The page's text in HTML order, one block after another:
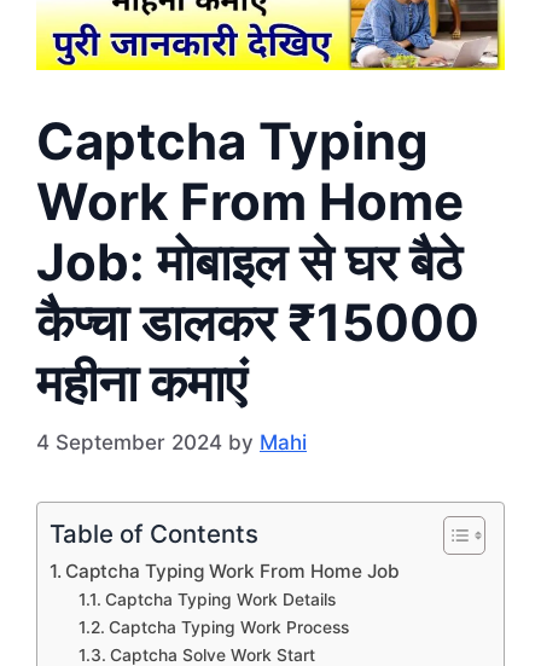
Captcha Typing
Work From Home
Job: मोबाइल से घर बैठे
कैप्चा डालकर ₹15000
महीना कमाएं
4 September 2024 by Mahi
Table of Contents
Captcha Typing Work From Home Job
Captcha Typing Work Details
Captcha Typing Work Process
Captcha Solve Work Start